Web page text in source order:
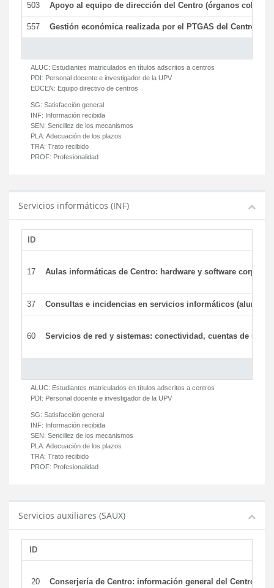
503 Apoyo al equipo de dirección del Centro (órganos
557 Gestión económica realizada por el PTGAS del Centro
ALUC: Estudiantes matriculados en títulos adscritos a centros
PDI: Personal docente e investigador de la UPV
EDCEN: Equipo directivo de centros
SG: Satisfacción general
INF: Información recibida
SEN: Sencillez de los mecanismos
PLA: Adecuación de los plazos
TRA: Trato recibido
PROF: Profesionalidad
Servicios informáticos (INF)
ID
17 Aulas informáticas de Centro: hardware y software
37 Consultas e incidencias en servicios informáticos (alumnos)
60 Servicios de red y sistemas: conectividad, cuentas de
ALUC: Estudiantes matriculados en títulos adscritos a centros
PDI: Personal docente e investigador de la UPV
SG: Satisfacción general
INF: Información recibida
SEN: Sencillez de los mecanismos
PLA: Adecuación de los plazos
TRA: Trato recibido
PROF: Profesionalidad
Servicios auxiliares (SAUX)
ID
20 Conserjería de Centro: información general del Centro y